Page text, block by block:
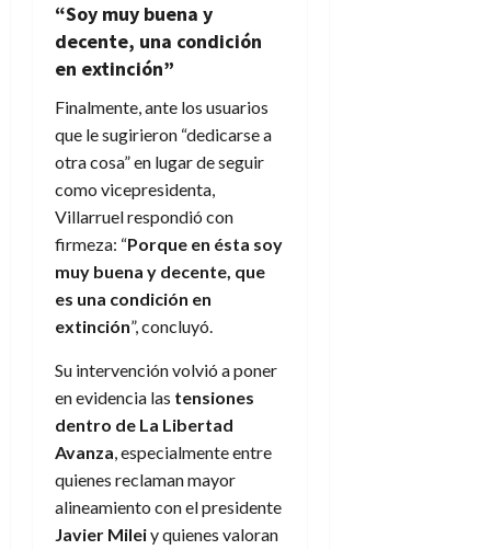
“Soy muy buena y
decente, una condición
en extinción”
Finalmente, ante los usuarios
que le sugirieron “dedicarse a
otra cosa” en lugar de seguir
como vicepresidenta,
Villarruel respondió con
firmeza: “Porque en ésta soy
muy buena y decente, que
es una condición en
extinción”, concluyó.
Su intervención volvió a poner
en evidencia las tensiones
dentro de La Libertad
Avanza, especialmente entre
quienes reclaman mayor
alineamiento con el presidente
Javier Mileiy quienes valoran